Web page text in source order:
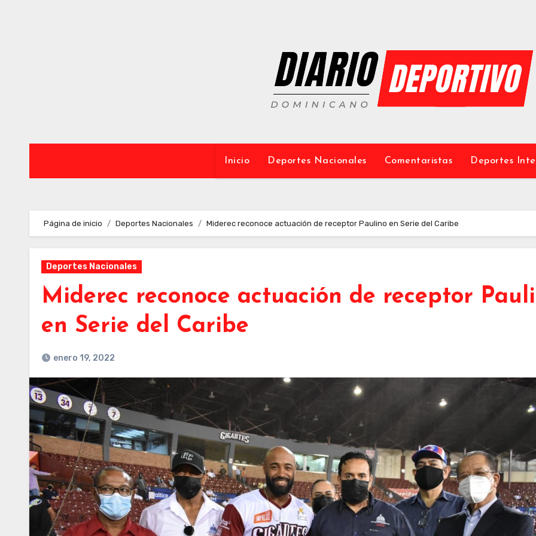
Inicio Deportes Nacionales Comentaristas Deportes
Página de inicio Deportes Nacionales Miderec reconoce actuación de receptor Paulino en Serie del Caribe
Deportes Nacionales
Miderec reconoce actuación de receptor
en Serie del Caribe
enero 19, 2022